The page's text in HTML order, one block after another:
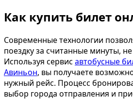
Как купить билет
Современные технологии
поездку за считанные минуты,
Используя сервис автобусные
Авиньон, вы получаете
нужный рейс. Процесс
выбор города отправления и